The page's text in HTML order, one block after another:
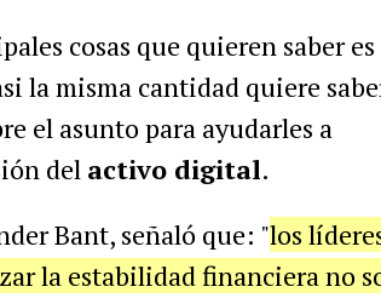
cosas que quieren saber
la misma cantidad quiere
el asunto para ayudarles a
del activo digital.
Bant, señaló que: "los
la estabilidad financiera no